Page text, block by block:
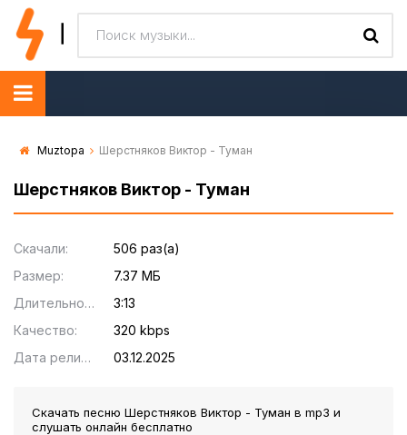
Muztopa Шерстняков Виктор - Туман
Шерстняков Виктор - Туман
Скачали:
506 раз(а)
Размер:
7.37 МБ
Длительность:
3:13
Качество:
320 kbps
Дата релиза:
03.12.2025
Скачать песню Шерстняков Виктор - Туман в mp3 и
слушать онлайн бесплатно